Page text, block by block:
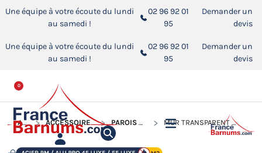
Une équipe à votre écoute du lundi
au samedi !
02 96 92 01
95
Demander un
devis
Une équipe à votre écoute du lundi
au samedi !
02 96 92 01
95
Demander un
devis
0
ACCUEIL ACCESSOIRES POUR BARNUMS PLIANTS PAROIS POUR BARNUM PLIANT MUR TRANSPARENT AVEC PORTE TRANSPARENTE - 380G/M²